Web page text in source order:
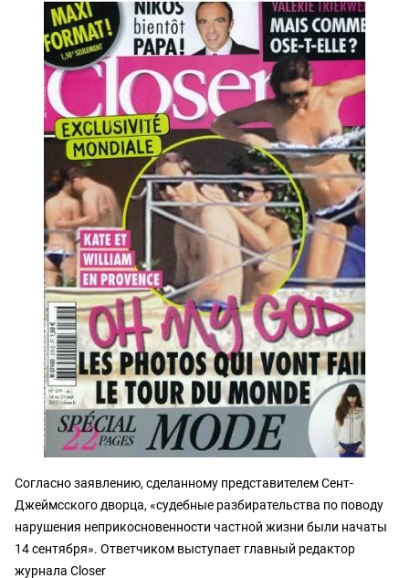
Согласно заявлению, сделанному представителем Сент-
Джеймсского дворца, «судебные разбирательства по поводу
нарушения неприкосновенности частной жизни были начаты
14 сентября». Ответчиком выступает главный редактор
журнала Closer